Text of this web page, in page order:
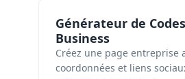
Générateur de
Business
Créez une page entreprise
coordonnées et liens